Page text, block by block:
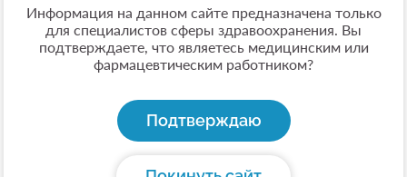
Информация на данном сайте предназначена только
для специалистов сферы здравоохранения. Вы
подтверждаете, что являетесь медицинским или
фармацевтическим работником?
Подтверждаю